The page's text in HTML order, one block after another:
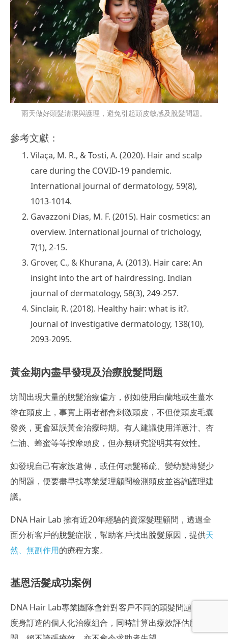
雨天做好頭髮清潔與護理，避免引起頭皮敏感及脫髮問題。
參考文獻：
Vilaça, M. R., & Tosti, A. (2020). Hair and scalp
care during the COVID‐19 pandemic.
International journal of dermatology, 59(8),
1013-1014.
Gavazzoni Dias, M. F. (2015). Hair cosmetics: an
overview. International journal of trichology,
7(1), 2-15.
Grover, C., & Khurana, A. (2013). Hair care: An
insight into the art of hairdressing. Indian
journal of dermatology, 58(3), 249-257.
Sinclair, R. (2018). Healthy hair: what is it?.
Journal of investigative dermatology, 138(10),
2093-2095.
黃金期內盡早發現及治療脫髮問題
坊間出現大量的脫髮治療偏方，例如使用白蘭地或生薑水
塗在頭皮上，事實上兩者都會刺激頭皮，不但使頭皮毛囊
發炎，更會延誤黃金治療時期。有人建議使用洋蔥汁、杏
仁油、蜂蜜等等按摩頭皮，但亦無研究證明其有效性。
如發現自己有家族遺傳，或任何頭髮稀疏、變幼變薄變少
的問題，便要盡早找專業髪理顧問檢測頭皮並咨詢護理建
議。
DNA Hair Lab 擁有近20年經驗的資深髮理顧問，透過全
面分析客戶的脫髮症狀，幫助客戶找出脫髮原因，提供天
然、無副作用的療程方案。
基恩活髮成功案例
DNA Hair Lab專業團隊會針對客戶不同的頭髮問題，設計
度身訂造的個人化治療組合，同時計算出療效評估所需時